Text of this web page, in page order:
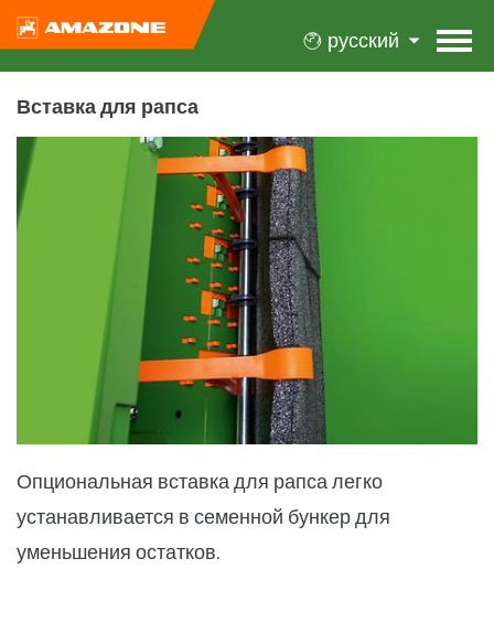
русский
Вставка для рапса
Опциональная вставка для рапса легко
устанавливается в семенной бункер для
уменьшения остатков.